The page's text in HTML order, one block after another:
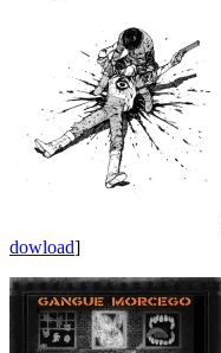
dowload]